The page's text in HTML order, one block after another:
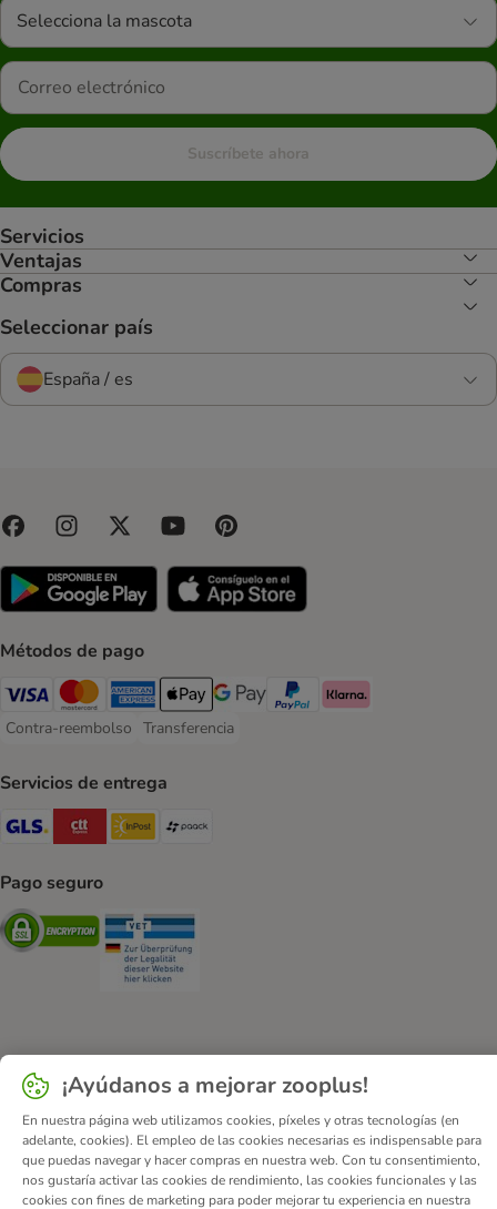
Selecciona la mascota
Suscríbete ahora
Servicios
Ventajas
Compras
Seleccionar país
España / es
Métodos de pago
Visa Payment Method
Mastercard Payment Method
American Express Payment Method
Apple Pay Payment Method
Google Pay Payment Method
PayPal Payment Method
Klarna Payment Method
Contra-reembolso
Contra-reembolso Payment Method
Transferencia
Transferencia Payment Method
Servicios de entrega
GLS Shipping Method
CTTExpress Shipping Method
InPost Shipping Method
Pago seguro
Security
Quiénes somos
Condiciones comerciales generales
DSA
Formulario de desistimiento
Contacto
Gastos de envío y plazo de entrega
Formas de pago
Programa de afiliación
Protección de datos
¡Ayúdanos a mejorar zooplus!
En nuestra página web utilizamos cookies, píxeles y otras tecnologías (en
adelante, cookies). El empleo de las cookies necesarias es indispensable para
que puedas navegar y hacer compras en nuestra web. Con tu consentimiento,
nos gustaría activar las cookies de rendimiento, las cookies funcionales y las
cookies con fines de marketing para poder mejorar tu experiencia en nuestra